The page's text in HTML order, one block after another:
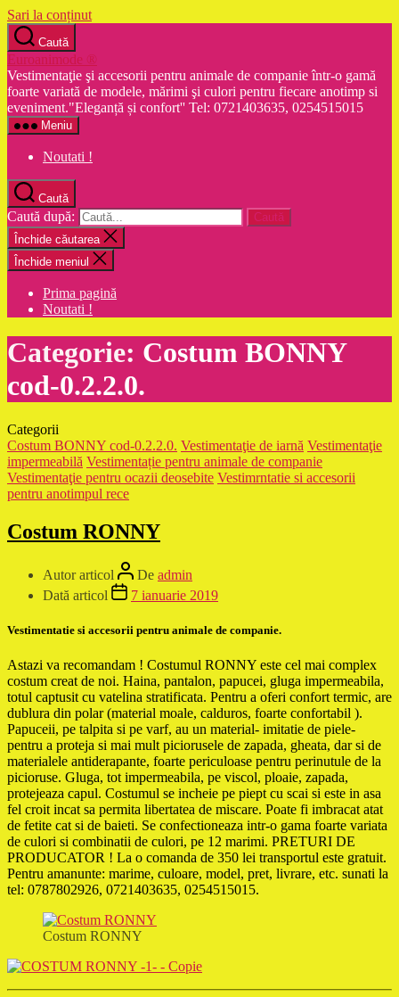
Sari la conținut
Caută
Euroanimode ®
Vestimentaţie şi accesorii pentru animale de companie într-o gamă
foarte variată de modele, mărimi şi culori pentru fiecare anotimp si
eveniment."Eleganță și confort'' Tel: 0721403635, 0254515015
Meniu
Noutati !
Caută
Caută după:
Închide căutarea
Închide meniul
Prima pagină
Noutati !
Categorie: Costum BONNY
cod-0.2.2.0.
Categorii
Costum BONNY cod-0.2.2.0. Vestimentaţie de iarnă Vestimentaţie
impermeabilă Vestimentație pentru animale de companie
Vestimentaţie pentru ocazii deosebite Vestimrntatie si accesorii
pentru anotimpul rece
Costum RONNY
Autor articol De admin
Dată articol
7 ianuarie 2019
Vestimentatie si accesorii pentru animale de companie.
Astazi va recomandam ! Costumul RONNY este cel mai complex
costum creat de noi. Haina, pantalon, papucei, gluga impermeabila,
totul captusit cu vatelina stratificata. Pentru a oferi confort termic, are
dublura din polar (material moale, calduros, foarte confortabil ).
Papuceii, pe talpita si pe varf, au un material- imitatie de piele-
pentru a proteja si mai mult piciorusele de zapada, gheata, dar si de
materialele antiderapante, foarte periculoase pentru perinutule de la
picioruse. Gluga, tot impermeabila, pe viscol, ploaie, zapada,
protejeaza capul. Costumul se incheie pe piept cu scai si este in asa
fel croit incat sa permita libertatea de miscare. Poate fi imbracat atat
de fetite cat si de baieti. Se confectioneaza intr-o gama foarte variata
de culori si combinatii de culori, pe 12 marimi. PRETURI DE
PRODUCATOR ! La o comanda de 350 lei transportul este gratuit.
Pentru amanunte: marime, culoare, model, pret, livrare, etc. sunati la
tel: 0787802926, 0721403635, 0254515015.
Costum RONNY